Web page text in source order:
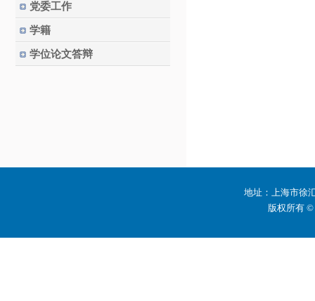
党委工作
学籍
学位论文答辩
地址：上海市徐
版权所有 ©